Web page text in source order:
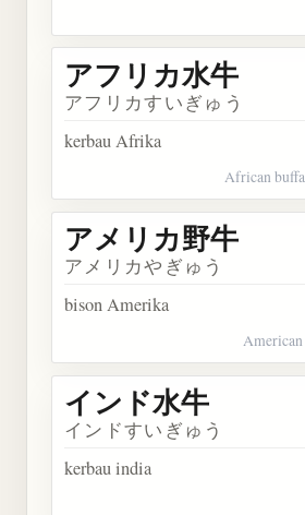
アフリカ水牛
アフリカすいぎゅう
kerbau Afrika
African
アメリカ野牛
アメリカやぎゅう
bison Amerika
インド水牛
インドすいぎゅう
kerbau india